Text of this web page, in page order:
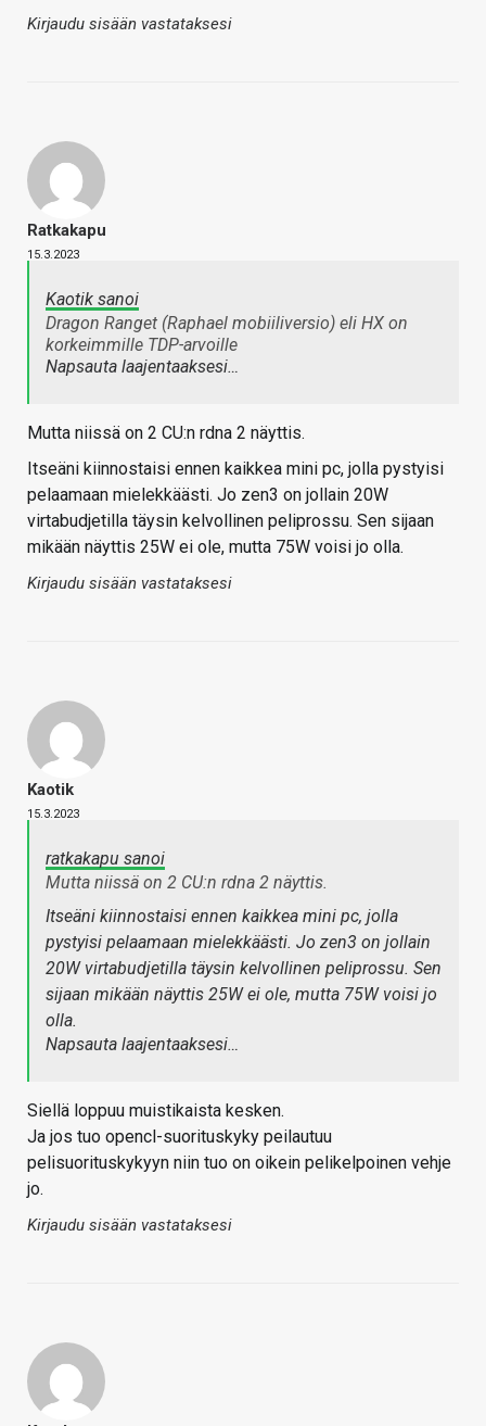
Kirjaudu sisään vastataksesi
Ratkakapu
15.3.2023
Kaotik sanoi
Dragon Ranget (Raphael mobiiliversio) eli HX on
korkeimmille TDP-arvoille
Napsauta laajentaaksesi…
Mutta niissä on 2 CU:n rdna 2 näyttis.
Itseäni kiinnostaisi ennen kaikkea mini pc, jolla pystyisi
pelaamaan mielekkäästi. Jo zen3 on jollain 20W
virtabudjetilla täysin kelvollinen peliprossu. Sen sijaan
mikään näyttis 25W ei ole, mutta 75W voisi jo olla.
Kirjaudu sisään vastataksesi
Kaotik
15.3.2023
ratkakapu sanoi
Mutta niissä on 2 CU:n rdna 2 näyttis.
Itseäni kiinnostaisi ennen kaikkea mini pc, jolla
pystyisi pelaamaan mielekkäästi. Jo zen3 on jollain
20W virtabudjetilla täysin kelvollinen peliprossu. Sen
sijaan mikään näyttis 25W ei ole, mutta 75W voisi jo
olla.
Napsauta laajentaaksesi…
Siellä loppuu muistikaista kesken.
Ja jos tuo opencl-suorituskyky peilautuu
pelisuorituskykyyn niin tuo on oikein pelikelpoinen vehje
jo.
Kirjaudu sisään vastataksesi